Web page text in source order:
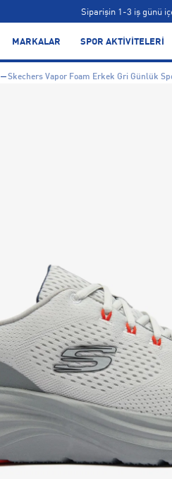
Siparişin 1-3 iş günü
Bonus kartlara özel
MARKALAR SPOR AKTİVİTELERİ
Skechers Vapor Foam Erkek Gri Günlük